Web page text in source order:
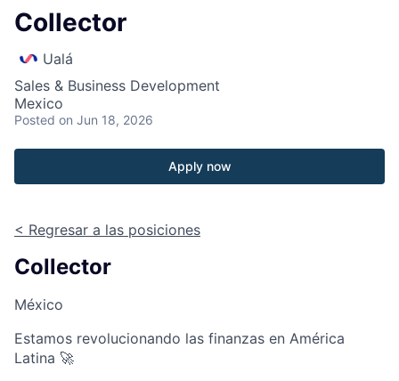
Collector
Ualá
Sales & Business Development
Mexico
Posted on Jun 18, 2026
Apply now
< Regresar a las posiciones
Collector
México
Estamos revolucionando las finanzas en América
Latina 🚀